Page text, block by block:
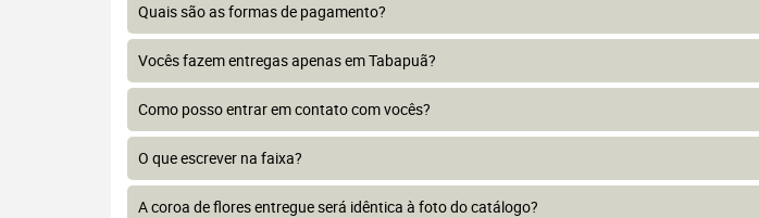
Quais são as formas de pagamento?
Vocês fazem entregas apenas em Tabapuã?
Como posso entrar em contato com vocês?
O que escrever na faixa?
A coroa de flores entregue será idêntica à foto do catálogo?